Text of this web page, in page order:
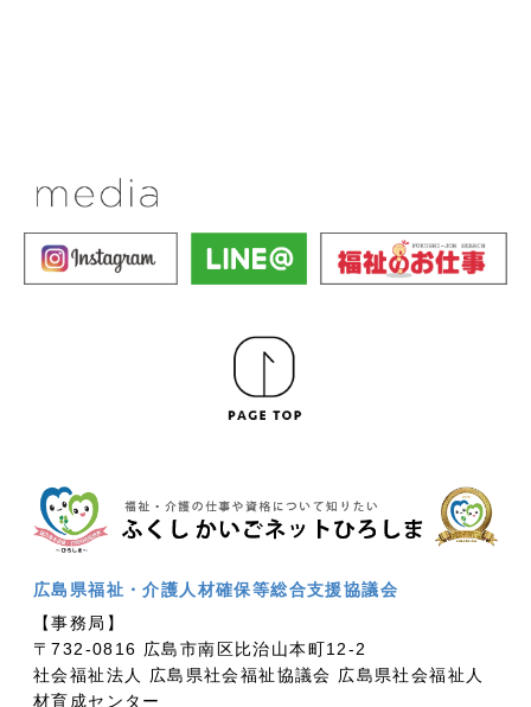
広島県福祉・介護人材確保等総合支援協議会
【事務局】
〒732-0816 広島市南区比治山本町12-2
社会福祉法人 広島県社会福祉協議会 広島県社会福祉人
材育成センター